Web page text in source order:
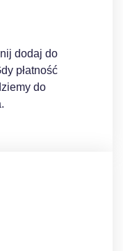
dodaj do
płatność
do